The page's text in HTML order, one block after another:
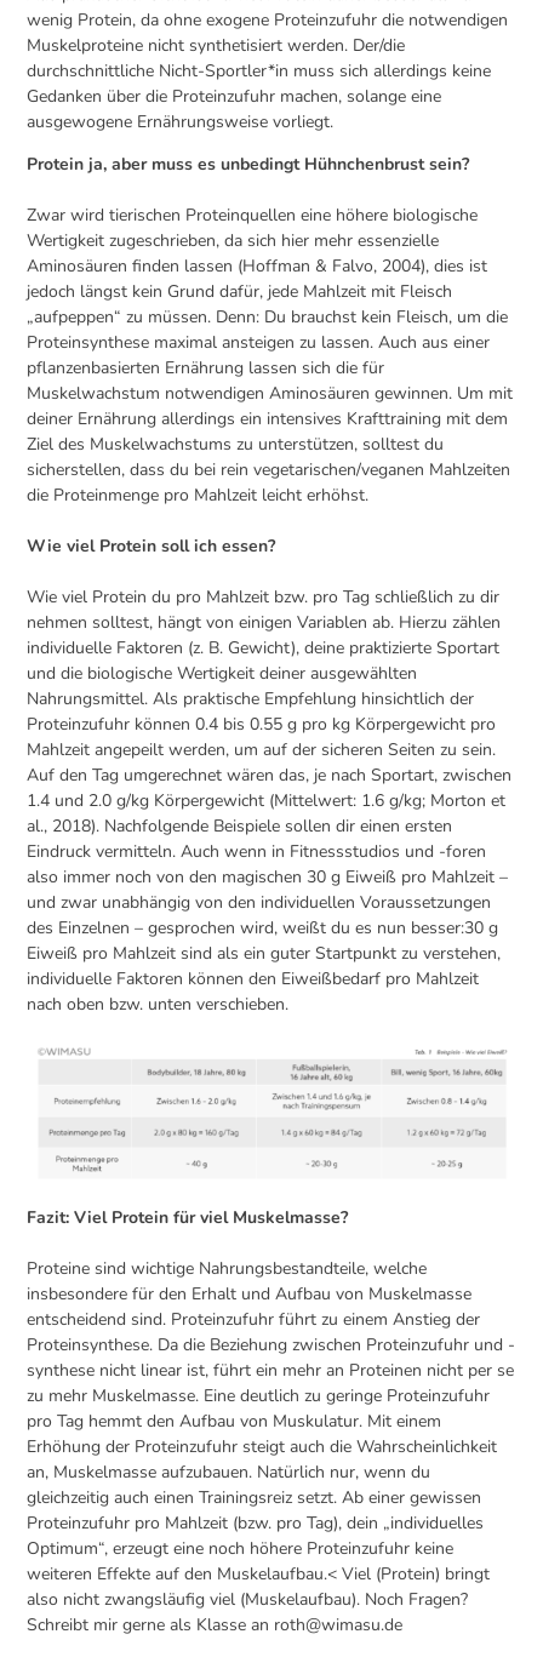
wenig Protein, da ohne exogene Proteinzufuhr die notwendigen
Muskelproteine nicht synthetisiert werden. Der/die
durchschnittliche Nicht-Sportler*in muss sich allerdings keine
Gedanken über die Proteinzufuhr machen, solange eine
ausgewogene Ernährungsweise vorliegt.
Protein ja, aber muss es unbedingt Hühnchenbrust sein?
Zwar wird tierischen Proteinquellen eine höhere biologische
Wertigkeit zugeschrieben, da sich hier mehr essenzielle
Aminosäuren finden lassen (Hoffman & Falvo, 2004), dies ist
jedoch längst kein Grund dafür, jede Mahlzeit mit Fleisch
„aufpeppen“ zu müssen. Denn: Du brauchst kein Fleisch, um die
Proteinsynthese maximal ansteigen zu lassen. Auch aus einer
pflanzenbasierten Ernährung lassen sich die für
Muskelwachstum notwendigen Aminosäuren gewinnen. Um mit
deiner Ernährung allerdings ein intensives Krafttraining mit dem
Ziel des Muskelwachstums zu unterstützen, solltest du
sicherstellen, dass du bei rein vegetarischen/veganen Mahlzeiten
die Proteinmenge pro Mahlzeit leicht erhöhst.
Wie viel Protein soll ich essen?
Wie viel Protein du pro Mahlzeit bzw. pro Tag schließlich zu dir
nehmen solltest, hängt von einigen Variablen ab. Hierzu zählen
individuelle Faktoren (z. B. Gewicht), deine praktizierte Sportart
und die biologische Wertigkeit deiner ausgewählten
Nahrungsmittel. Als praktische Empfehlung hinsichtlich der
Proteinzufuhr können 0.4 bis 0.55 g pro kg Körpergewicht pro
Mahlzeit angepeilt werden, um auf der sicheren Seiten zu sein.
Auf den Tag umgerechnet wären das, je nach Sportart, zwischen
1.4 und 2.0 g/kg Körpergewicht (Mittelwert: 1.6 g/kg; Morton et
al., 2018). Nachfolgende Beispiele sollen dir einen ersten
Eindruck vermitteln. Auch wenn in Fitnessstudios und -foren
also immer noch von den magischen 30 g Eiweiß pro Mahlzeit –
und zwar unabhängig von den individuellen Voraussetzungen
des Einzelnen – gesprochen wird, weißt du es nun besser:30 g
Eiweiß pro Mahlzeit sind als ein guter Startpunkt zu verstehen,
individuelle Faktoren können den Eiweißbedarf pro Mahlzeit
nach oben bzw. unten verschieben.
Fazit: Viel Protein für viel Muskelmasse?
Proteine sind wichtige Nahrungsbestandteile, welche
insbesondere für den Erhalt und Aufbau von Muskelmasse
entscheidend sind. Proteinzufuhr führt zu einem Anstieg der
Proteinsynthese. Da die Beziehung zwischen Proteinzufuhr und -
synthese nicht linear ist, führt ein mehr an Proteinen nicht per se
zu mehr Muskelmasse. Eine deutlich zu geringe Proteinzufuhr
pro Tag hemmt den Aufbau von Muskulatur. Mit einem
Erhöhung der Proteinzufuhr steigt auch die Wahrscheinlichkeit
an, Muskelmasse aufzubauen. Natürlich nur, wenn du
gleichzeitig auch einen Trainingsreiz setzt. Ab einer gewissen
Proteinzufuhr pro Mahlzeit (bzw. pro Tag), dein „individuelles
Optimum“, erzeugt eine noch höhere Proteinzufuhr keine
weiteren Effekte auf den Muskelaufbau.< Viel (Protein) bringt
also nicht zwangsläufig viel (Muskelaufbau). Noch Fragen?
Schreibt mir gerne als Klasse an roth@wimasu.de